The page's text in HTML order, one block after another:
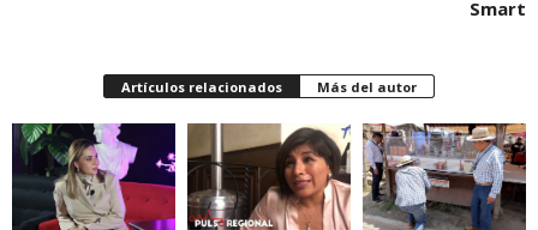
Smart
Artículos relacionados Más del autor